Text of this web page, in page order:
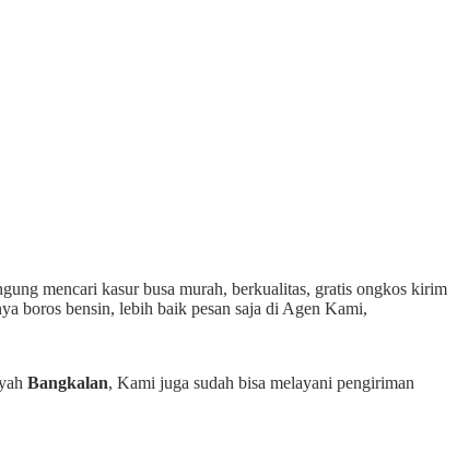
mencari kasur busa murah, berkualitas, gratis ongkos kirim
boros bensin, lebih baik pesan saja di Agen Kami,
Bangkalan, Kami juga sudah bisa melayani pengiriman